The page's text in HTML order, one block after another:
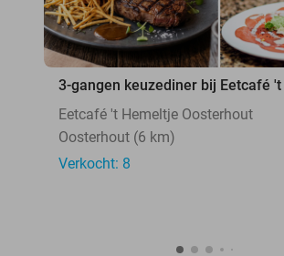
3-gangen keuzediner bij Eetcafé
Eetcafé 't Hemeltje Oosterhout
Oosterhout (6 km)
Verkocht: 8